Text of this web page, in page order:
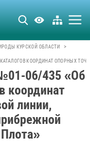
КУРСКОЙ ОБЛАСТИ >
КООРДИНАТ ОПОРНЫХ
06/435 «Об
координат
линии,